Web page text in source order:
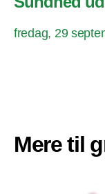
fredag, 29
Mere til